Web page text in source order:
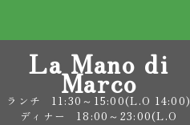
La Mano di
Marco
ランチ
11:30～15:00(L.O 14:00)
ディナー
18:00～23:00(L.O